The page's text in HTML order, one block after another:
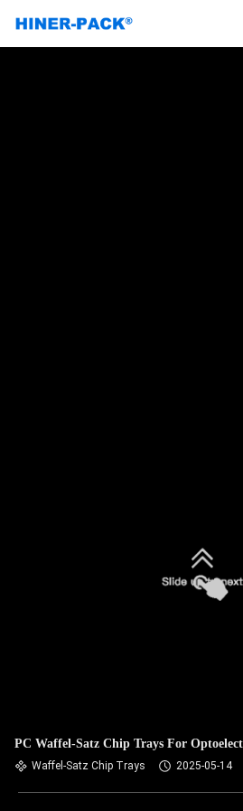
PC Waffel-Satz Chip Trays For
Waffel-Satz Chip Trays 2025-05-14